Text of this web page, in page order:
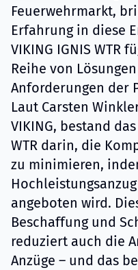
Feuerwehrmarkt,
Erfahrung in diese
VIKING IGNIS WTR
Reihe von
Anforderungen der
Laut Carsten
VIKING, bestand
WTR darin, die
zu minimieren,
angeboten wird.
Beschaffung und
reduziert auch die
Anzüge – und das